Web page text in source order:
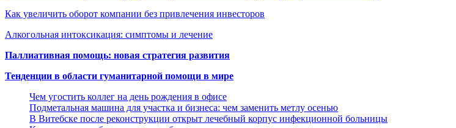
Как увеличить оборот компании без привлечения инвесторов
Алкогольная интоксикация: симптомы и лечение
Паллиативная помощь: новая стратегия развития
Тенденции в области гуманитарной помощи в мире
Чем угостить коллег на день рождения в офисе
Подметальная машина для участка и бизнеса: чем заменить метлу осенью
В Витебске после реконструкции открыт лечебный корпус инфекционной больницы